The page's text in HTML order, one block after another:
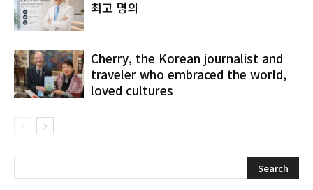
최고 명의
Cherry, the Korean journalist and
traveler who embraced the world,
loved cultures